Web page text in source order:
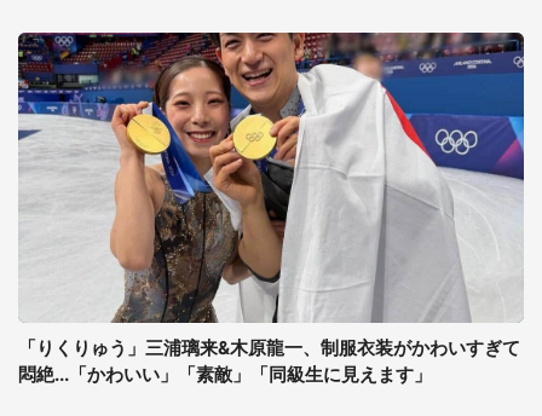
「りくりゅう」三浦璃来&木原龍一、制服衣装がかわいすぎて
悶絶...「かわいい」「素敵」「同級生に見えます」